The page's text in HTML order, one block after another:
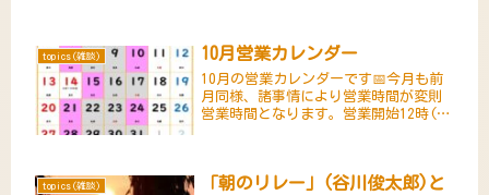
topics(雑談) 10月営業カレンダー
10月の営業カレンダーです📅今月も前
月同様、諸事情により営業時間が変則
営業時間となります。営業開始12時(グ
ダーで休業日も開店する...
topics(雑談)
「朝のリレー」(谷川俊太郎)と